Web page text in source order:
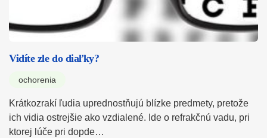
Vidíte zle do diaľky?
ochorenia
Krátkozrakí ľudia uprednostňujú blízke predmety, pretože
ich vidia ostrejšie ako vzdialené. Ide o refrakčnú vadu, pri
ktorej lúče pri dopde…